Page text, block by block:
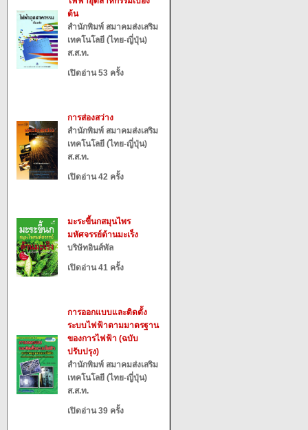
ต้น
สำนักพิมพ์ สมาคมส่งเสริม
เทคโนโลยี (ไทย-ญี่ปุ่น)
ส.ส.ท.
เปิดอ่าน 53 ครั้ง
การส่องสว่าง
สำนักพิมพ์ สมาคมส่งเสริม
เทคโนโลยี (ไทย-ญี่ปุ่น)
ส.ส.ท.
เปิดอ่าน 42 ครั้ง
มะระขี้นกสมุนไพร
มหัศจรรย์ต้านมะเร็ง
บริษัทอินส์พัล
เปิดอ่าน 41 ครั้ง
การออกแบบและติดตั้ง
ระบบไฟฟ้าตามมาตรฐาน
ของการไฟฟ้า (ฉบับ
ปรับปรุง)
สำนักพิมพ์ สมาคมส่งเสริม
เทคโนโลยี (ไทย-ญี่ปุ่น)
ส.ส.ท.
เปิดอ่าน 39 ครั้ง